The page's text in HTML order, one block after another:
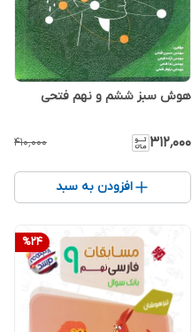
هوش سبز ششم و نهم فتحی
۳۱۲٬۰۰۰ ۴۱۰٬۰۰۰
افزودن به سبد
%24